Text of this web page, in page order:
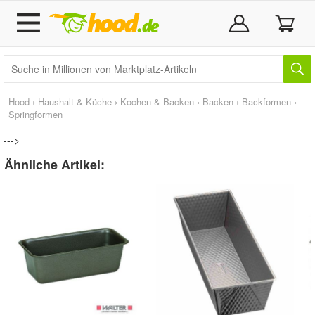
Hood › Haushalt & Küche › Kochen & Backen › Backen › Backformen ›
Springformen
--->
Ähnliche Artikel: